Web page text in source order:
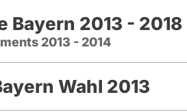
Bayern 2013 - 2018
2013 - 2014
Wahl 2013